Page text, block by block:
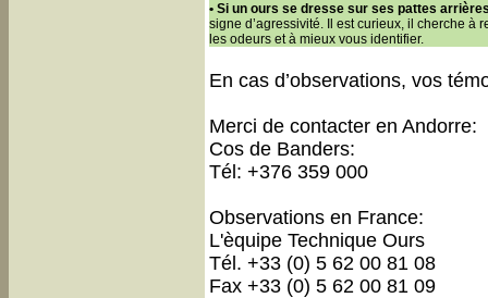
• Si un ours se dresse sur ses pattes
signe d’agressivité. Il est curieux, il cherche à
les odeurs et à mieux vous identifier.
En cas d’observations, vos
Merci de contacter en Andorre:
Cos de Banders:
Tél: +376 359 000
Observations en France:
L'èquipe Technique Ours
Tél. +33 (0) 5 62 00 81 08
Fax +33 (0) 5 62 00 81 09